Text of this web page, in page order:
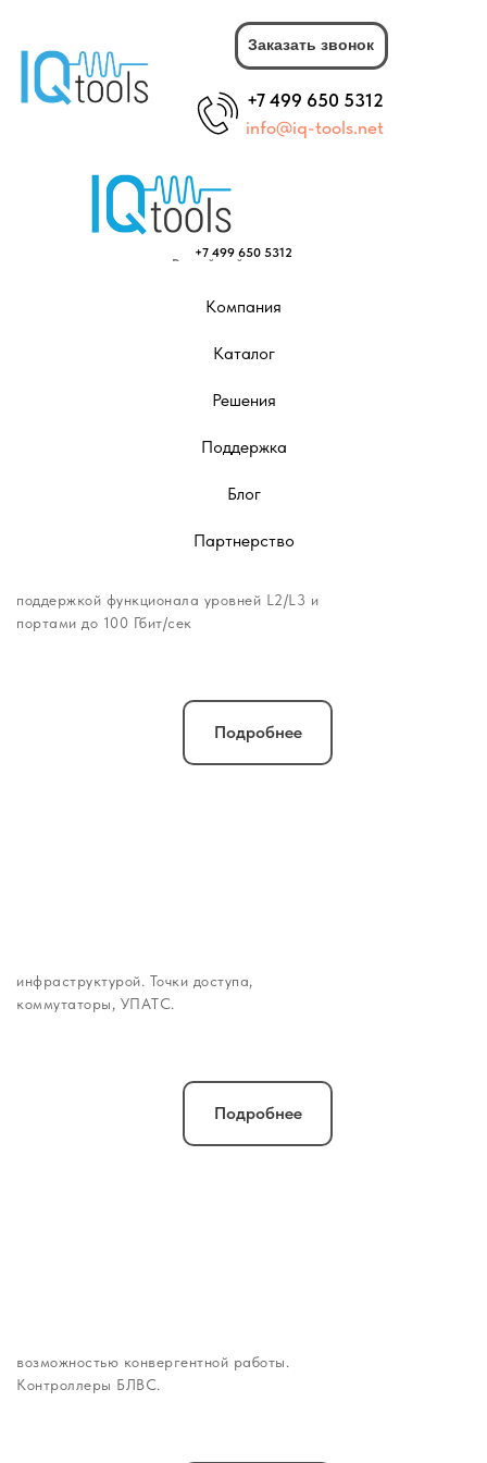
+7 499 650 5312
info@iq-tools.net
Заказать звонок
+7 499 650 5312
Земляной Вал, 56
Российский производитель
оборудования
Компания
Каталог
Решения
Поддержка
Блог
Партнерство
Коммутаторы
для корпоративных
поддержкой функционала уровней L2/L3 и
портами до 100 Гбит/сек
Подробнее
инфраструктурой. Точки доступа,
коммутаторы, УПАТС.
Подробнее
возможностью конвергентной работы.
Контроллеры БЛВС.